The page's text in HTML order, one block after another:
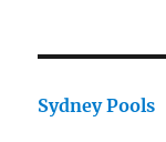
Sydney Pools